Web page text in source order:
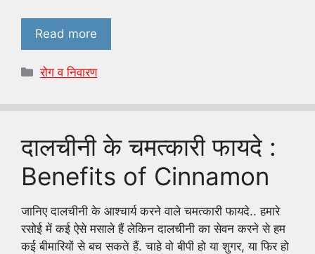
Read more
Categories
रोग व निवारण
दालचीनी के चमत्कारी फायदे :
Benefits of Cinnamon
जानिए दालचीनी के आश्चार्य करने वाले चमत्कारी फायदे.. हमारे
रसोई में कई ऐसे मसाले हैं लेकिन दालचीनी का सेवन करने से हम
कई बीमारियों से बच सकते हैं. चाहे वो बीपी हो या शुगर, या फिर हो